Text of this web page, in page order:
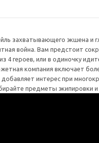
захватывающего экшена и
война. Вам предстоит
героев, или в одиночку
компания включает
интерес при
предметы экипировки